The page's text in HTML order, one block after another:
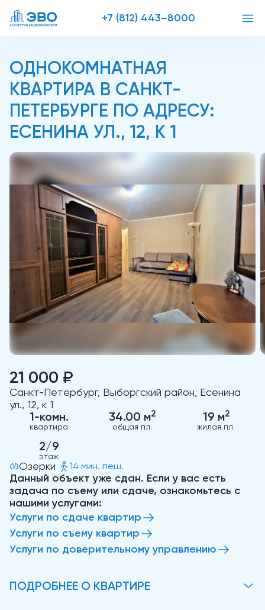
+7 (812) 443–8000
ОДНОКОМНАТНАЯ
КВАРТИРА В САНКТ-
ПЕТЕРБУРГЕ ПО АДРЕСУ:
ЕСЕНИНА УЛ., 12, К 1
21 000 ₽
Санкт-Петербург, Выборгский район, Есенина
ул., 12, к 1
1-комн.
квартира
34.00 м2
общая пл.
19 м2
жилая пл.
2/9
этаж
Озерки 14 мин. пеш.
Данный объект уже сдан. Если у вас есть
задача по съему или сдаче, ознакомьтесь с
нашими услугами:
Услуги по сдаче квартир
Услуги по съему квартир
Услуги по доверительному управлению
ПОДРОБНЕЕ О КВАРТИРЕ